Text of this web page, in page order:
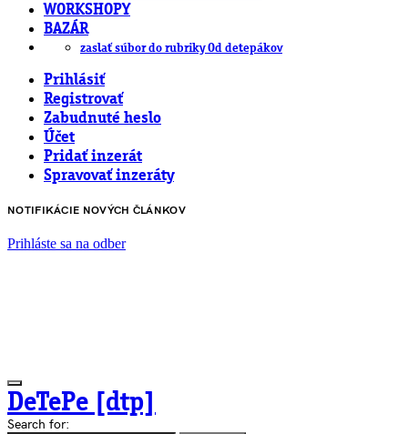
WORKSHOPY
BAZÁR
zaslať súbor do rubriky Od detepákov
Prihlásiť
Registrovať
Zabudnuté heslo
Účet
Pridať inzerát
Spravovať inzeráty
NOTIFIKÁCIE NOVÝCH ČLÁNKOV
Prihláste sa na odber
DeTePe [dtp]
Search for: